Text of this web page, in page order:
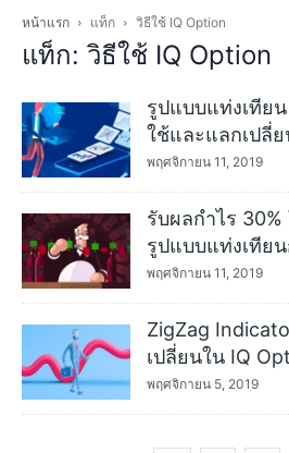
หน้าแรก แท็ก วิธีใช้ IQ Option
แท็ก: วิธีใช้ IQ Option
รูปแบบแท่งเทีย
ใช้และแลกเปลี่
พฤศจิกายน 11, 2019
รับผลกำไร
รูปแบบแท่งเทีย
พฤศจิกายน 11, 2019
ZigZag
เปลี่ยนใน IQ
พฤศจิกายน 5, 2019